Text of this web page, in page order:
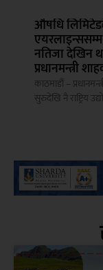
औषधि
नतिजा देखिन
प्रधानमन्त्री
काठमाडौं –
सुरुदेखि नै राष्ट्रिय